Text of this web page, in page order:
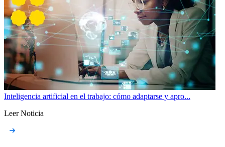
Inteligencia artificial en el trabajo: cómo adaptarse y apro...
Leer Noticia